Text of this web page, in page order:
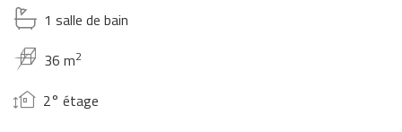
1 salle de bain
36 m2
2° étage